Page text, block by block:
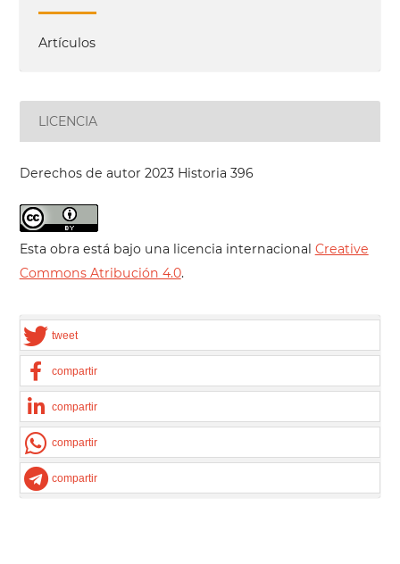
Artículos
LICENCIA
Derechos de autor 2023 Historia 396
Esta obra está bajo una licencia internacional Creative
Commons Atribución 4.0.
tweet
compartir
compartir
compartir
compartir